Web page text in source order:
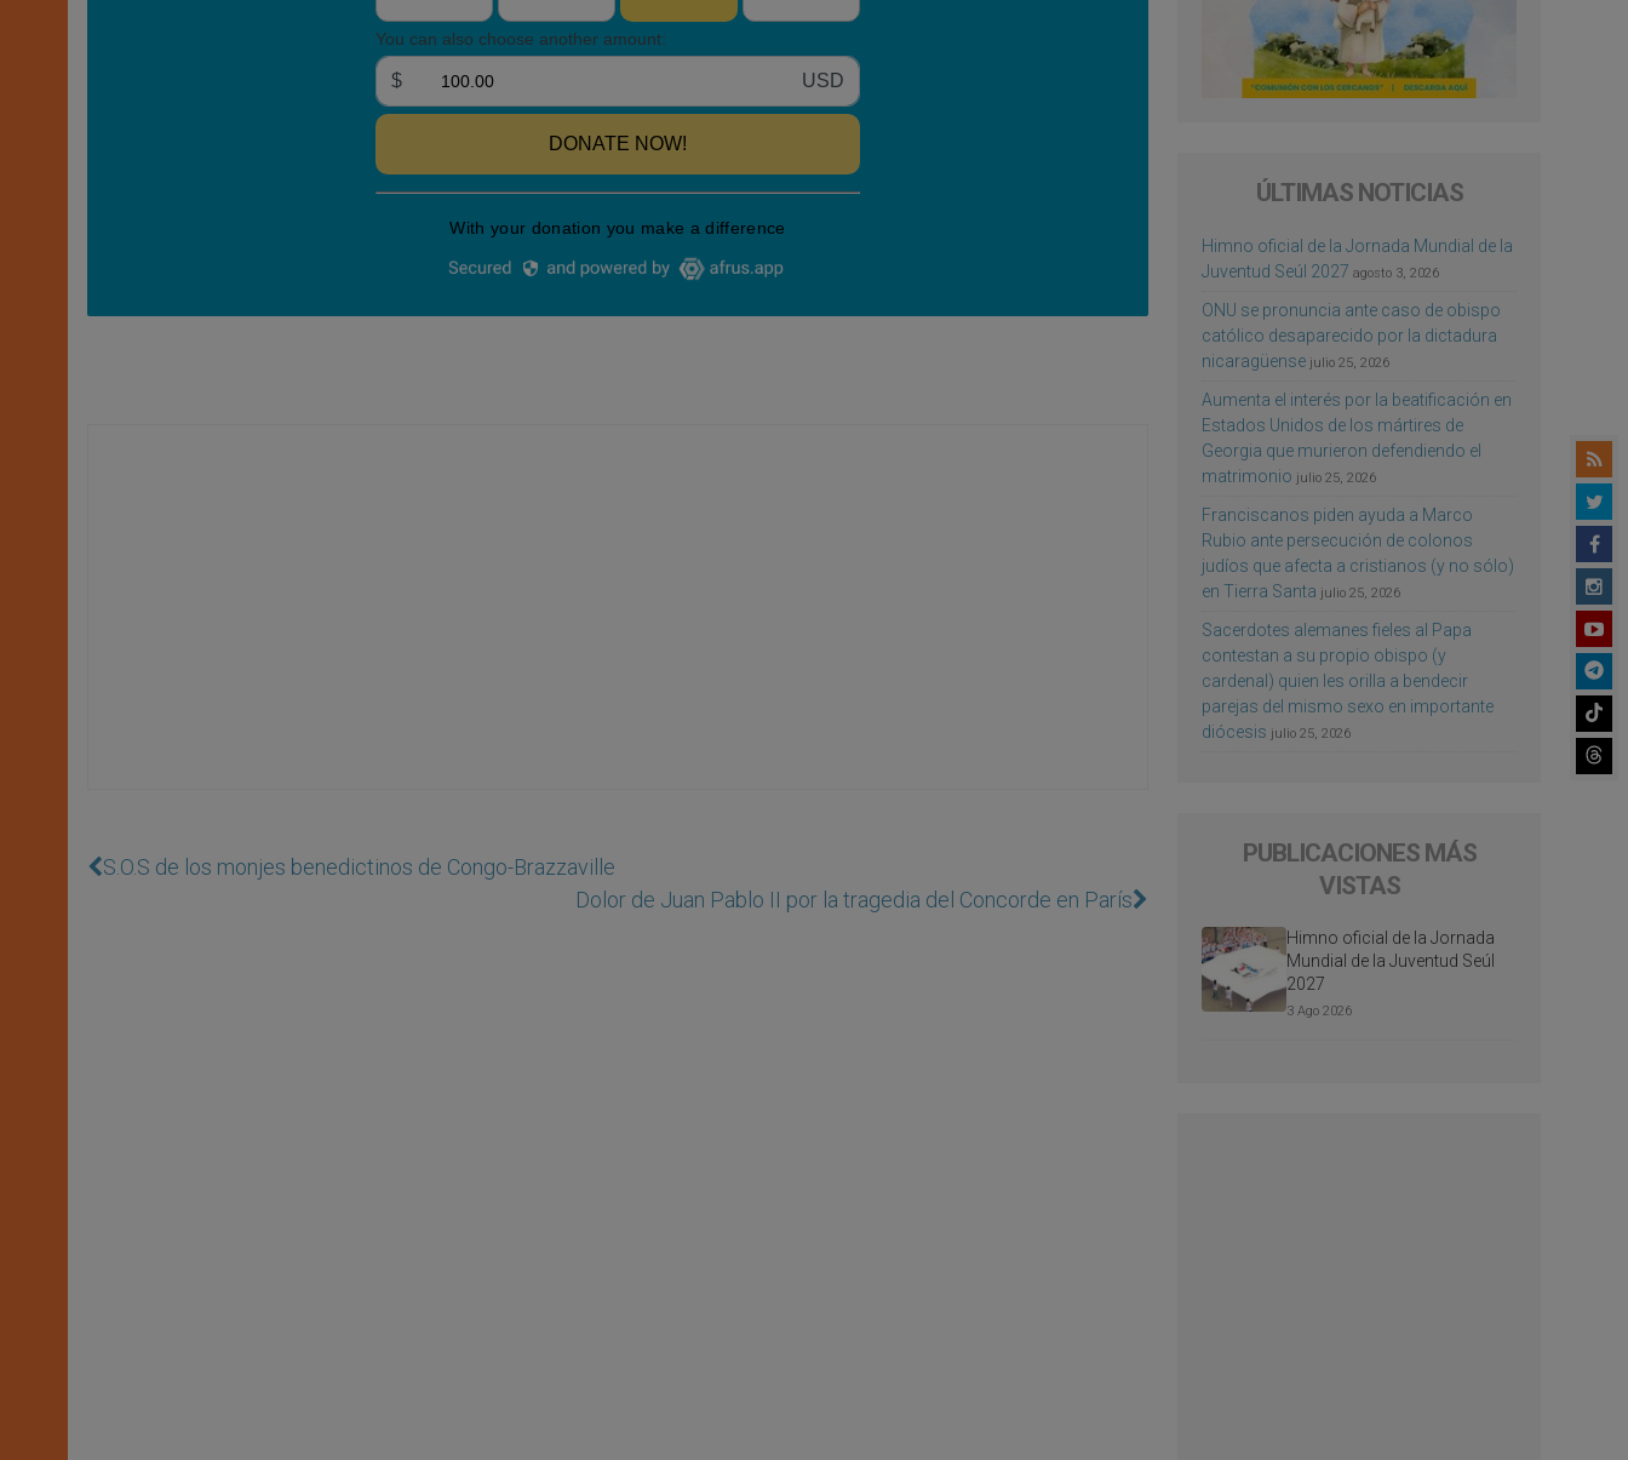
S.O.S de los monjes benedictinos de Congo-Brazzaville
Dolor de Juan Pablo II por la tragedia del Concorde en París
ÚLTIMAS NOTICIAS
Himno oficial de la Jornada Mundial de la
Juventud Seúl 2027 agosto 3, 2026
ONU se pronuncia ante caso de obispo
católico desaparecido por la dictadura
nicaragüense julio 25, 2026
Aumenta el interés por la beatificación en
Estados Unidos de los mártires de
Georgia que murieron defendiendo el
matrimonio julio 25, 2026
Franciscanos piden ayuda a Marco
Rubio ante persecución de colonos
judíos que afecta a cristianos (y no sólo)
en Tierra Santa julio 25, 2026
Sacerdotes alemanes fieles al Papa
contestan a su propio obispo (y
cardenal) quien les orilla a bendecir
parejas del mismo sexo en importante
diócesis julio 25, 2026
PUBLICACIONES MÁS
VISTAS
Himno oficial de la Jornada
Mundial de la Juventud Seúl
2027
3 Ago 2026